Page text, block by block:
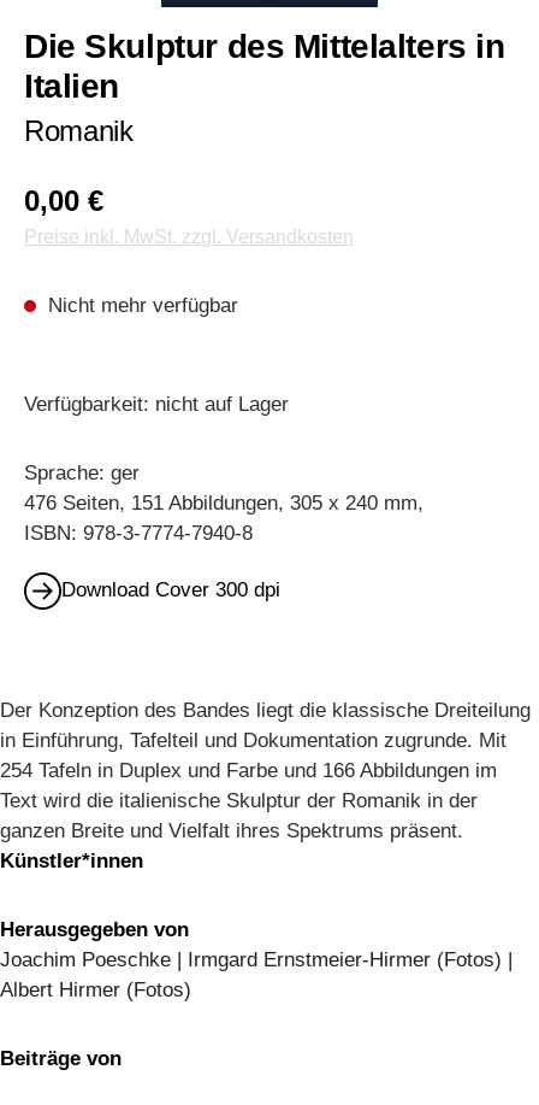
Die Skulptur des Mittelalters in
Italien
Romanik
0,00 €
Preise inkl. MwSt. zzgl. Versandkosten
Nicht mehr verfügbar
Verfügbarkeit: nicht auf Lager
Sprache: ger
476 Seiten, 151 Abbildungen, 305 x 240 mm,
ISBN: 978-3-7774-7940-8
Download Cover 300 dpi
Der Konzeption des Bandes liegt die klassische Dreiteilung
in Einführung, Tafelteil und Dokumentation zugrunde. Mit
254 Tafeln in Duplex und Farbe und 166 Abbildungen im
Text wird die italienische Skulptur der Romanik in der
ganzen Breite und Vielfalt ihres Spektrums präsent.
Künstler*innen
Herausgegeben von
Joachim Poeschke | Irmgard Ernstmeier-Hirmer (Fotos) |
Albert Hirmer (Fotos)
Beiträge von